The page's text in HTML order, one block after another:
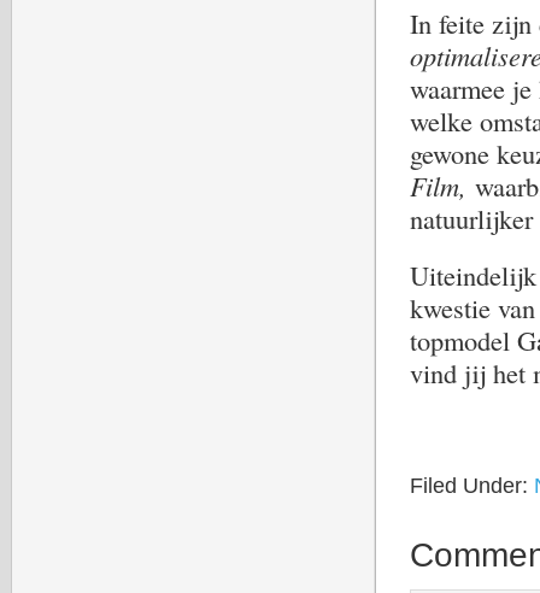
In feite zijn
waarmee
welke
gewone
Film,
Uiteindelijk
kwestie
topmodel
vind jij het
Filed Under: